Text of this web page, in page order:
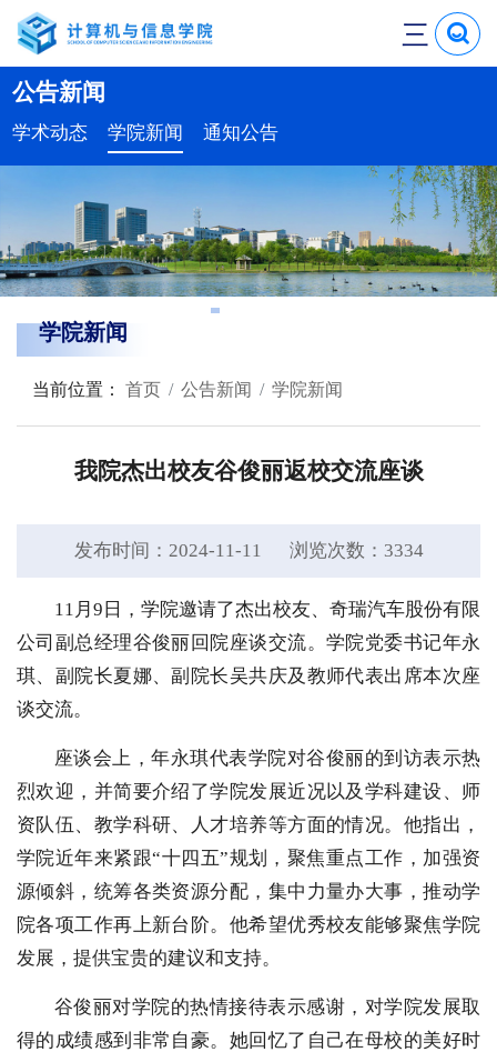
三
公告新闻
学术动态 学院新闻 通知公告
学院新闻
当前位置： 首页 公告新闻 学院新闻
我院杰出校友谷俊丽返校交流座谈
发布时间：2024-11-11 浏览次数： 3334
11月9日，学院邀请了杰出校友、奇瑞汽车股份有限
公司副总经理谷俊丽回院座谈交流。学院党委书记年永
琪、副院长夏娜、副院长吴共庆及教师代表出席本次座
谈交流。
座谈会上，年永琪代表学院对谷俊丽的到访表示热
烈欢迎，并简要介绍了学院发展近况以及学科建设、师
资队伍、教学科研、人才培养等方面的情况。他指出，
学院近年来紧跟“十四五”规划，聚焦重点工作，加强资
源倾斜，统筹各类资源分配，集中力量办大事，推动学
院各项工作再上新台阶。他希望优秀校友能够聚焦学院
发展，提供宝贵的建议和支持。
谷俊丽对学院的热情接待表示感谢，对学院发展取
得的成绩感到非常自豪。她回忆了自己在母校的美好时